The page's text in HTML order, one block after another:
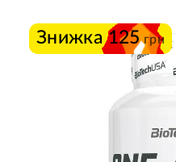
Знижка125грн